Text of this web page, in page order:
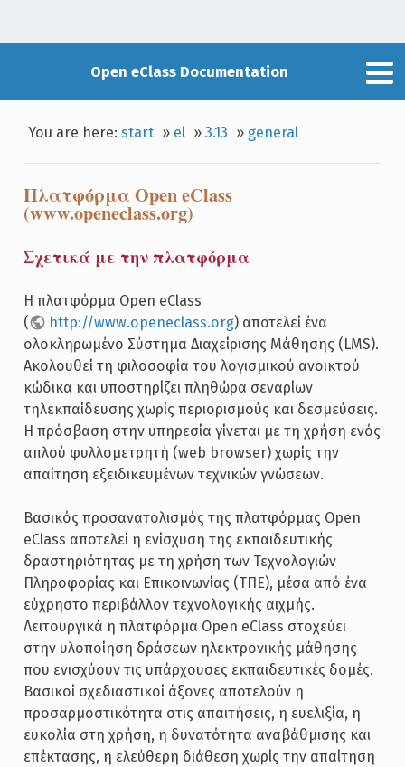
Open eClass Documentation
You are here:start » el »3.13 » general
Πλατφόρμα Open eClass
(www.openeclass.org)
Σχετικά με την πλατφόρμα
Η πλατφόρμα Open eClass
(
http://www.openeclass.org) αποτελεί ένα
ολοκληρωμένο Σύστημα Διαχείρισης Μάθησης (LMS).
Ακολουθεί τη φιλοσοφία του λογισμικού ανοικτού
κώδικα και υποστηρίζει πληθώρα σεναρίων
τηλεκπαίδευσης χωρίς περιορισμούς και δεσμεύσεις.
Η πρόσβαση στην υπηρεσία γίνεται με τη χρήση ενός
απλού φυλλομετρητή (web browser) χωρίς την
απαίτηση εξειδικευμένων τεχνικών γνώσεων.
Βασικός προσανατολισμός της πλατφόρμας Open
eClass αποτελεί η ενίσχυση της εκπαιδευτικής
δραστηριότητας με τη χρήση των Τεχνολογιών
Πληροφορίας και Επικοινωνίας (ΤΠΕ), μέσα από ένα
εύχρηστο περιβάλλον τεχνολογικής αιχμής.
Λειτουργικά η πλατφόρμα Open eClass στοχεύει
στην υλοποίηση δράσεων ηλεκτρονικής μάθησης
που ενισχύουν τις υπάρχουσες εκπαιδευτικές δομές.
Βασικοί σχεδιαστικοί άξονες αποτελούν η
προσαρμοστικότητα στις απαιτήσεις, η ευελιξία, η
ευκολία στη χρήση, η δυνατότητα αναβάθμισης και
επέκτασης, η ελεύθερη διάθεση χωρίς την απαίτηση